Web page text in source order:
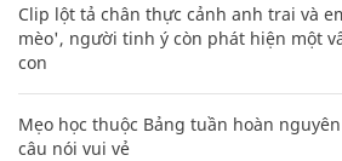
Clip lột tả chân thực cảnh anh trai và
mèo', người tinh ý còn phát hiện một
con
Mẹo học thuộc Bảng tuần hoàn
câu nói vui vẻ